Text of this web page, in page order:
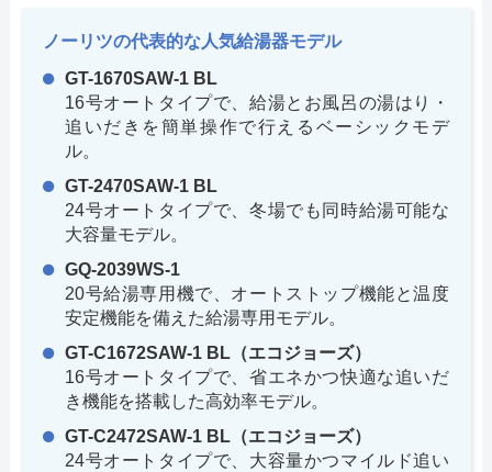
ノーリツの代表的な人気給湯器モデル
GT-1670SAW-1 BL
16号オートタイプで、給湯とお風呂の湯はり・
追いだきを簡単操作で行えるベーシックモデ
ル。
GT-2470SAW-1 BL
24号オートタイプで、冬場でも同時給湯可能な
大容量モデル。
GQ-2039WS-1
20号給湯専用機で、オートストップ機能と温度
安定機能を備えた給湯専用モデル。
GT-C1672SAW-1 BL（エコジョーズ）
16号オートタイプで、省エネかつ快適な追いだ
き機能を搭載した高効率モデル。
GT-C2472SAW-1 BL（エコジョーズ）
24号オートタイプで、大容量かつマイルド追い